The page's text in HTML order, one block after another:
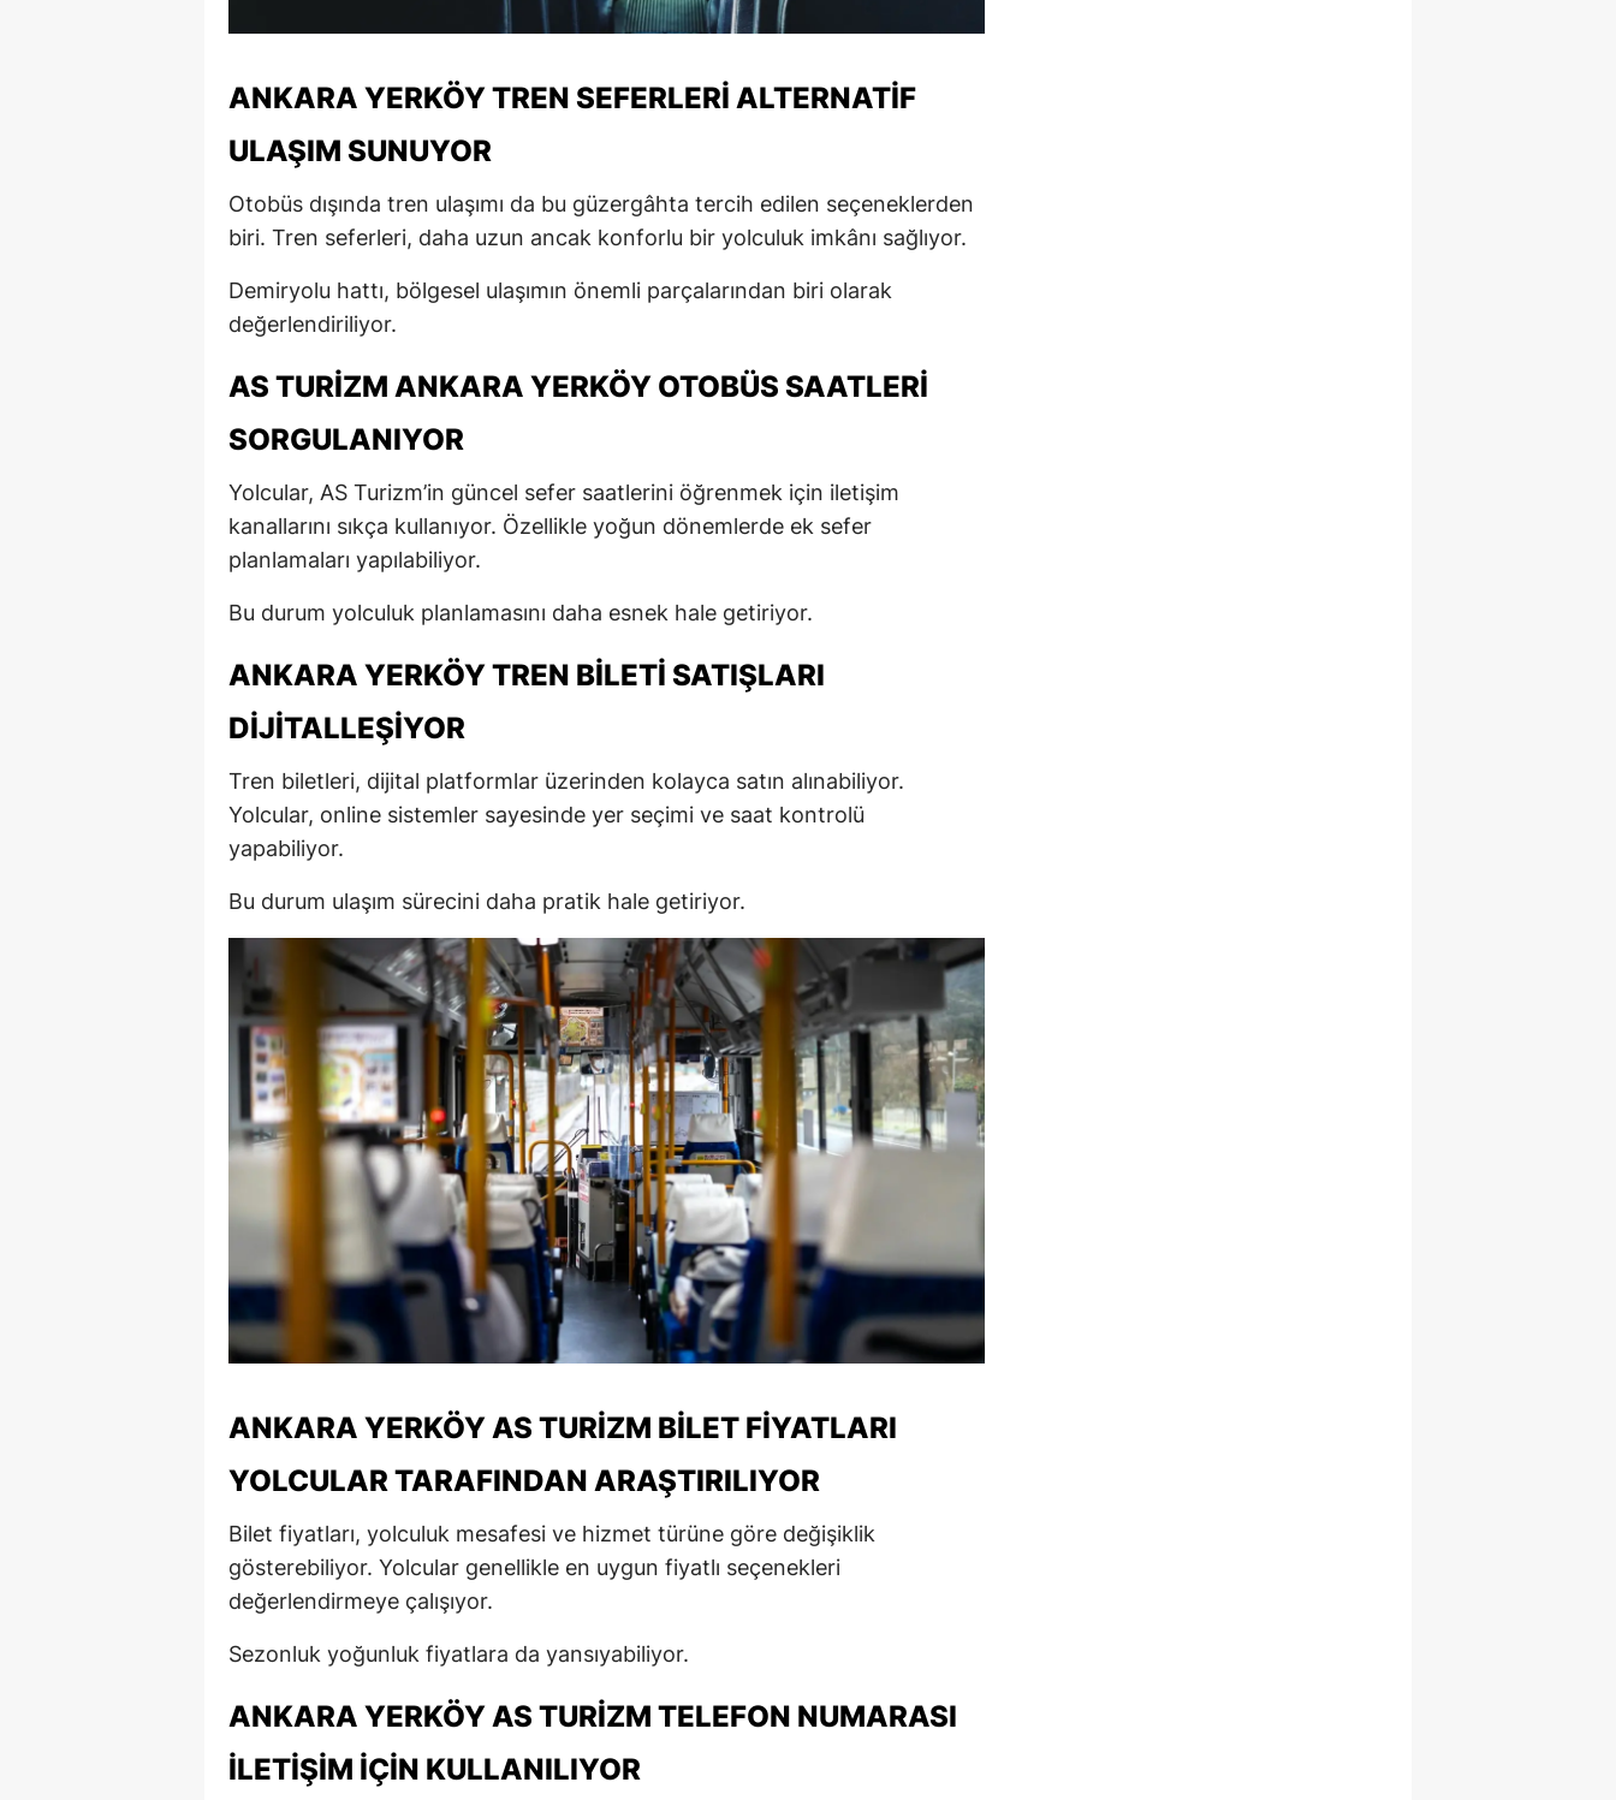
ANKARA YERKÖY TREN SEFERLERI ALTERNATIF
ULAŞIM SUNUYOR
Otobüs dışında tren ulaşımı da bu güzergâhta tercih edilen seçeneklerden
biri. Tren seferleri, daha uzun ancak konforlu bir yolculuk imkânı sağlıyor.
Demiryolu hattı, bölgesel ulaşımın önemli parçalarından biri olarak
değerlendiriliyor.
AS TURIZM ANKARA YERKÖY OTOBÜS SAATLERI
SORGULANIYOR
Yolcular, AS Turizm’in güncel sefer saatlerini öğrenmek için iletişim
kanallarını sıkça kullanıyor. Özellikle yoğun dönemlerde ek sefer
planlamaları yapılabiliyor.
Bu durum yolculuk planlamasını daha esnek hale getiriyor.
ANKARA YERKÖY TREN BILETI SATIŞLARI
DIJITALLEŞIYOR
Tren biletleri, dijital platformlar üzerinden kolayca satın alınabiliyor.
Yolcular, online sistemler sayesinde yer seçimi ve saat kontrolü
yapabiliyor.
Bu durum ulaşım sürecini daha pratik hale getiriyor.
ANKARA YERKÖY AS TURIZM BILET FIYATLARI
YOLCULAR TARAFINDAN ARAŞTIRILIYOR
Bilet fiyatları, yolculuk mesafesi ve hizmet türüne göre değişiklik
gösterebiliyor. Yolcular genellikle en uygun fiyatlı seçenekleri
değerlendirmeye çalışıyor.
Sezonluk yoğunluk fiyatlara da yansıyabiliyor.
ANKARA YERKÖY AS TURIZM TELEFON NUMARASI
İLETIŞIM İÇIN KULLANILIYOR